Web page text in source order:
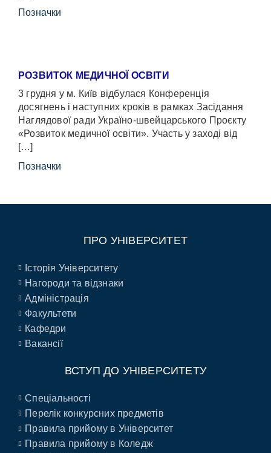
Позначки
РОЗВИТОК МЕДИЧНОЇ ОСВІТИ
3 грудня у м. Київ відбулася Конференція
досягнень і наступних кроків в рамках Засідання
Наглядової ради Україно-швейцарського Проєкту
«Розвиток медичної освіти». Участь у заході від
[…]
Позначки
ПРО УНІВЕРСИТЕТ
Історія Університету
Нагороди та відзнаки
Адміністрація
Факультети
Кафедри
Вакансії
ВСТУП ДО УНІВЕРСИТЕТУ
Спеціальності
Перелік конкурсних предметів
Правила прийому в Університет
Правила прийому в Коледж